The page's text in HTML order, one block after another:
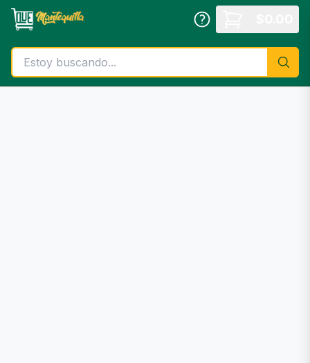
Saltar al contenido principal